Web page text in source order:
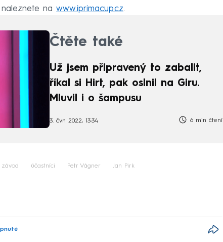
na www.iprimacup.cz.
Čtěte také
Už jsem připravený to zabalit,
říkal si Hirt, pak oslnil na Giru.
Mluvil i o šampusu
3. čvn 2022, 13:34 6 min čtení
závod účastníci Petr Vágner Jan Pirk